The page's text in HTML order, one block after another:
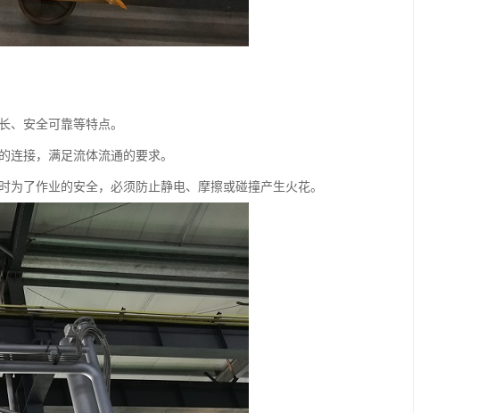
、安全可靠等特点。
接，满足流体流通的要求。
了作业的安全，必须防止静电、摩擦或碰撞产生火花。